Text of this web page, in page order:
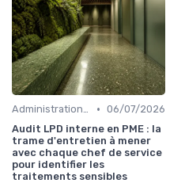
Administration et Finance • 06/07/2026
Audit LPD interne en PME : la
trame d'entretien à mener
avec chaque chef de service
pour identifier les
traitements sensibles